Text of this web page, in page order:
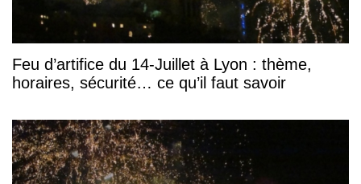
Feu d’artifice du 14-Juillet à Lyon : thème,
horaires, sécurité… ce qu’il faut savoir